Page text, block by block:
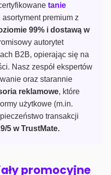
tanie
asortyment premium z
99% i dostawą w
autorytet
B2B, opierając się na
Nasz zespół ekspertów
oraz starannie
reklamowe, które
użytkowe (m.in.
transakcji
5 w TrustMate.
promocyjne